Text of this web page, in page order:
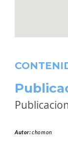
Autor:chomon